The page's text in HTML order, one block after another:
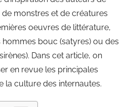
monstres et de créatures
oeuvres de littérature,
bouc (satyres) ou des
Dans cet article, on
en revue les principales
la culture des internautes.